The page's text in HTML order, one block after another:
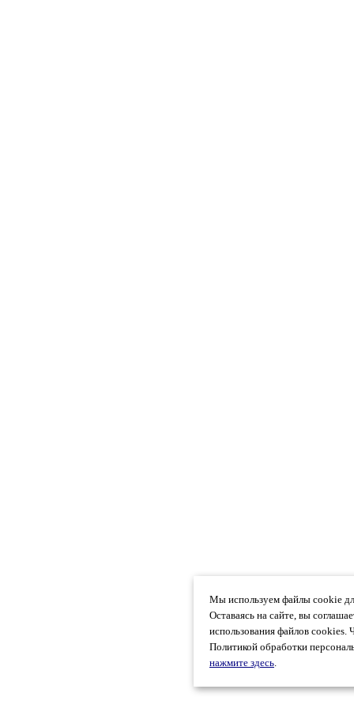
Мы используем файлы cookie
Оставаясь на сайте, вы
использования файлов cookies.
Политикой обработки
нажмите здесь.